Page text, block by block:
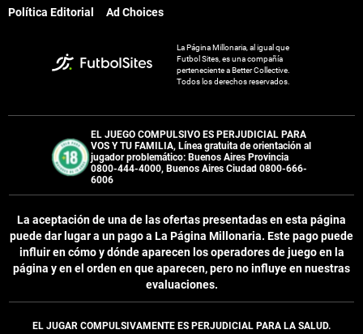
Política Editorial
Ad Choices
La Página Millonaria, al igual que
Futbol Sites, es una compañía
perteneciente a Better Collective.
Todos los derechos reservados.
EL JUEGO COMPULSIVO ES PERJUDICIAL PARA
VOS Y TU FAMILIA, Línea gratuita de orientación al
jugador problemático: Buenos Aires Provincia
0800-444-4000, Buenos Aires Ciudad 0800-666-
6006
La aceptación de una de las ofertas presentadas en esta página
puede dar lugar a un pago a La Página Millonaria. Este pago puede
influir en cómo y dónde aparecen los operadores de juego en la
página y en el orden en que aparecen, pero no influye en nuestras
evaluaciones.
EL JUGAR COMPULSIVAMENTE ES PERJUDICIAL PARA LA SALUD.